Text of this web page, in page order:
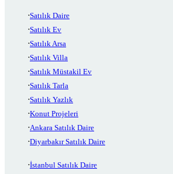
Satılık Daire
Satılık Ev
Satılık Arsa
Satılık Villa
Satılık Müstakil Ev
Satılık Tarla
Satılık Yazlık
Konut Projeleri
Ankara Satılık Daire
Diyarbakır Satılık Daire
İstanbul Satılık Daire